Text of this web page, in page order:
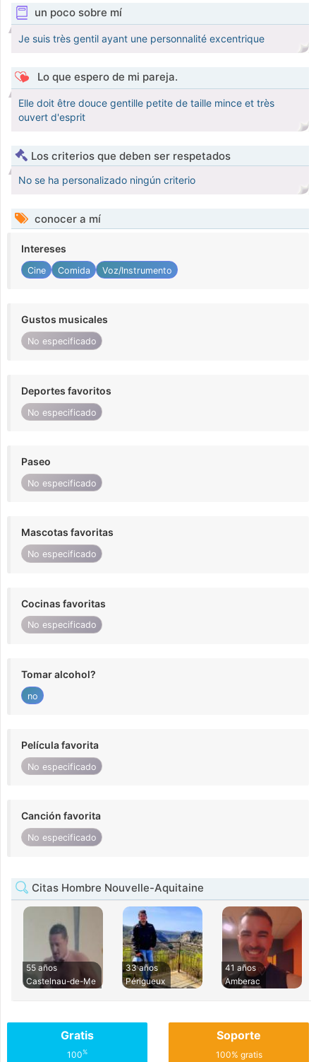
un poco sobre mí
Je suis très gentil ayant une personnalité excentrique
Lo que espero de mi pareja.
Elle doit être douce gentille petite de taille mince et très
ouvert d'esprit
Los criterios que deben ser respetados
No se ha personalizado ningún criterio
conocer a mí
Intereses
Cine Comida Voz/Instrumento
Gustos musicales
No especificado
Deportes favoritos
No especificado
Paseo
No especificado
Mascotas favoritas
No especificado
Cocinas favoritas
No especificado
Tomar alcohol?
no
Película favorita
No especificado
Canción favorita
No especificado
Citas Hombre Nouvelle-Aquitaine
55 años
Castelnau-de-Me
33 años
Périgueux
41 años
Amberac
Gratis
100%
Soporte
100% gratis